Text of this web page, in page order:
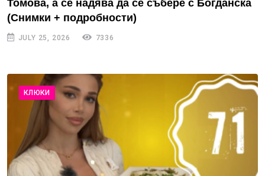
Томова, а се надява да се събере с Богданска
(Снимки + подробности)
JULY 25, 2026 7336
КЛЮКИ